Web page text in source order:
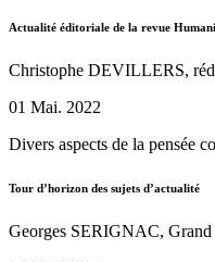
Actualité éditoriale de la revue
Christophe DEVILLERS,
01 Mai. 2022
Divers aspects de la pensée
Tour d’horizon des sujets d’actualité
Georges SERIGNAC,